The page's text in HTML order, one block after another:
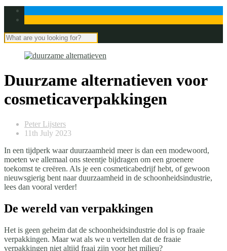
Duurzame alternatieven voor
cosmeticaverpakkingen
Peter Lijsters
11th July 2023
In een tijdperk waar duurzaamheid meer is dan een modewoord,
moeten we allemaal ons steentje bijdragen om een groenere
toekomst te creëren. Als je een cosmeticabedrijf hebt, of gewoon
nieuwsgierig bent naar duurzaamheid in de schoonheidsindustrie,
lees dan vooral verder!
De wereld van verpakkingen
Het is geen geheim dat de schoonheidsindustrie dol is op fraaie
verpakkingen. Maar wat als we u vertellen dat de fraaie
verpakkingen niet altijd fraai zijn voor het milieu?